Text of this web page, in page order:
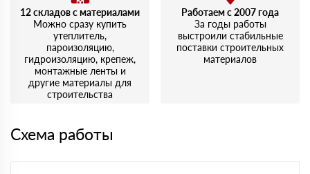
12 складов с материалами
Можно сразу купить
утеплитель,
пароизоляцию,
гидроизоляцию, крепеж,
монтажные ленты и
другие материалы для
строительства
Работаем с 2007 года
За годы работы
выстроили стабильные
поставки строительных
материалов
Схема работы